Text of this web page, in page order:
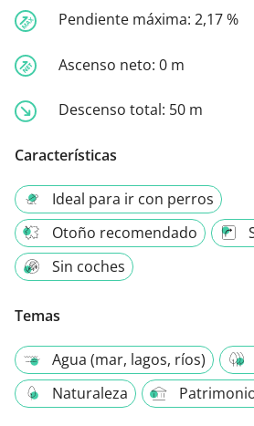
Pendiente máxima: 2,17 %
Ascenso neto: 0 m
Descenso total: 50 m
Características
Ideal para ir con perros
Otoño recomendado
Sin coches
Temas
Agua (mar, lagos, ríos)
Naturaleza